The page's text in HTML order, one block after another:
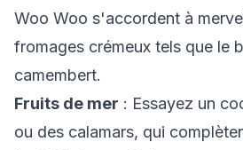
Woo Woo s'accordent à
fromages crémeux tels que le
camembert.
Fruits de mer : Essayez un
ou des calamars, qui